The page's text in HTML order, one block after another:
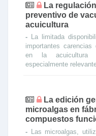
La
preventivo de
acuicultura
- La limitada
importantes
en la acuicultura
especialmente
La edición
microalgas en
compuestos
- Las microalgas,